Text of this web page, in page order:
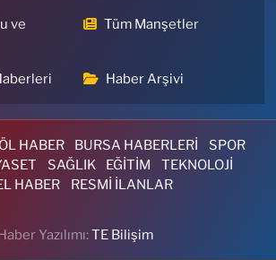
ve
Tüm Manşetler
Haber Arşivi
HABER BURSA HABERLERİ
SPOR
SAĞLIK EĞİTİM
TEKNOLOJİ
HABER
RESMİ İLANLAR
Yazılımı:TE Bilişim